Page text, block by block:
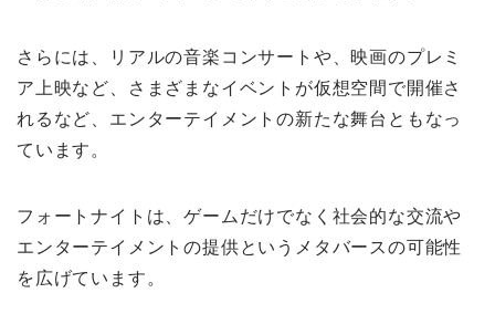
さらには、リアルの音楽コンサートや、映画のプレミ
ア上映など、さまざまなイベントが仮想空間で開催さ
れるなど、エンターテイメントの新たな舞台ともなっ
ています。
フォートナイトは、ゲームだけでなく社会的な交流や
エンターテイメントの提供というメタバースの可能性
を広げています。